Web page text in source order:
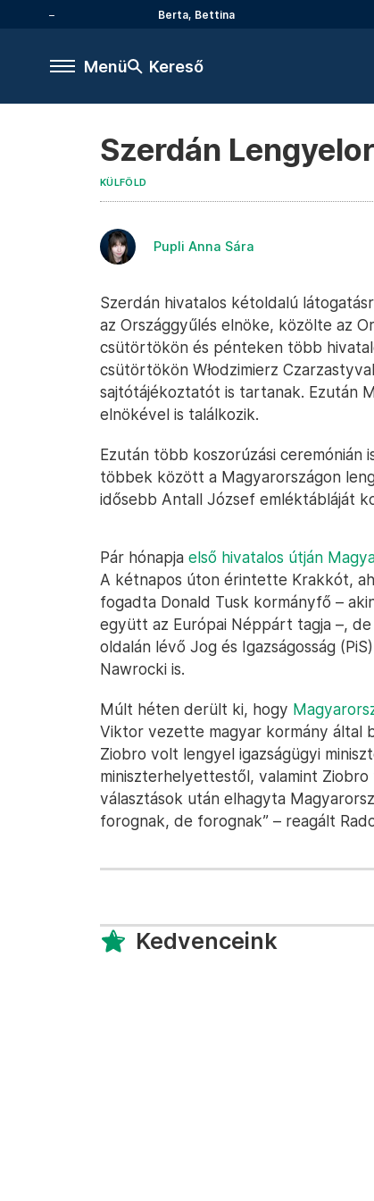
Berta, Bettina
Menü Kereső
Szerdán
KÜLFÖLD
Pupli Anna Sára
Szerdán hivatalos kétoldalú
az Országgyűlés elnöke, közölte az
csütörtökön és pénteken több
csütörtökön Włodzimierz
sajtótájékoztatót is tartanak. Ezután
elnökével is találkozik.
Ezután több koszorúzási ceremónián
többek között a Magyarországon
idősebb Antall József emléktábláját
Pár hónapja első hivatalos útján
A kétnapos úton érintette Krakkót,
fogadta Donald Tusk kormányfő –
együtt az Európai Néppárt tagja –,
oldalán lévő Jog és Igazságosság
Nawrocki is.
Múlt héten derült ki, hogy
Viktor vezette magyar kormány által
Ziobro volt lengyel igazságügyi
miniszterhelyettestől, valamint
választások után elhagyta
forognak, de forognak” – reagált
Kedvenceink